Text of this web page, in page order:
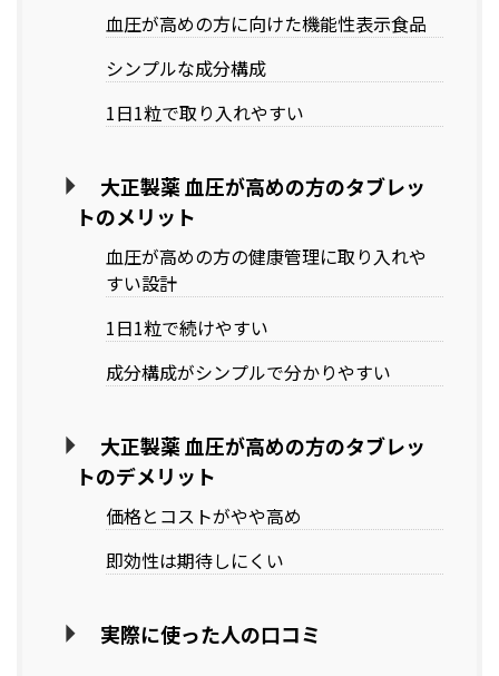
血圧が高めの方に向けた機能性表示食品
シンプルな成分構成
1日1粒で取り入れやすい
大正製薬 血圧が高めの方のタブレッ
トのメリット
血圧が高めの方の健康管理に取り入れや
すい設計
1日1粒で続けやすい
成分構成がシンプルで分かりやすい
大正製薬 血圧が高めの方のタブレッ
トのデメリット
価格とコストがやや高め
即効性は期待しにくい
実際に使った人の口コミ